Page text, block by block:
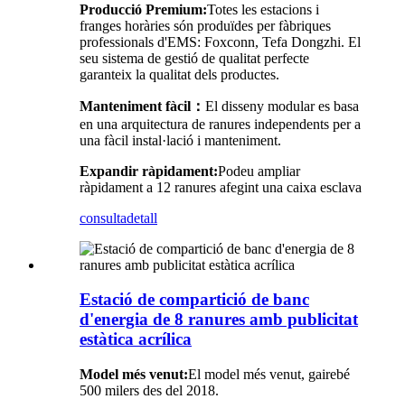
Producció Premium:Totes les estacions i
franges horàries són produïdes per fàbriques
professionals d'EMS: Foxconn, Tefa Dongzhi. El
seu sistema de gestió de qualitat perfecte
garanteix la qualitat dels productes.
Manteniment fàcil ： El disseny modular es basa
en una arquitectura de ranures independents per a
una fàcil instal·lació i manteniment.
Expandir ràpidament:Podeu ampliar
ràpidament a 12 ranures afegint una caixa esclava
consultadetall
Estació de compartició de banc
d'energia de 8 ranures amb publicitat
estàtica acrílica
Model més venut:El model més venut, gairebé
500 milers des del 2018.